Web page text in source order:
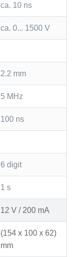
ca. 10 ns
ca. 0... 1500 V
2.2 mm
5 MHz
100 ns
6 digit
1 s
12 V / 200 mA
(154 x 100 x 62)
mm